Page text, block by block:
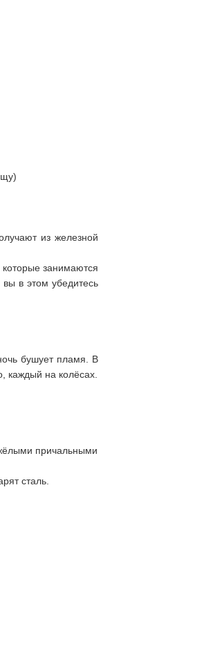
из железной
занимаются
в этом убедитесь
бушует пламя. В
каждый на колёсах.
причальными
сталь.